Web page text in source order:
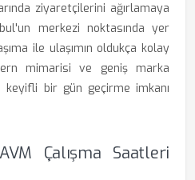
ziyaretçilerini ağırlamaya
merkezi noktasında yer
ile ulaşımın oldukça kolay
mimarisi ve geniş marka
keyifli bir gün geçirme imkanı
Çalışma Saatleri